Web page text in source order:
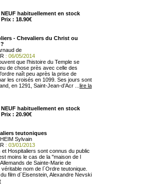
NEUF habituellement en stock
Prix : 18.90€
- Chevaliers du Christ ou
de
: 06/05/2014
que l’histoire du Temple se
de chose près avec celle des
naît peu après la prise de
les croisés en 1099. Ses jours sont
en 1291, Saint-Jean-d’Acr ... lire la
NEUF habituellement en stock
Prix : 20.90€
teutoniques
Sylvain
: 03/01/2013
et Hospitaliers sont connus du public
moins le cas de la "maison de l
de Sainte-Marie de
nom de l´Ordre teutonique.
film d´Eisenstein, Alexandre Nevski